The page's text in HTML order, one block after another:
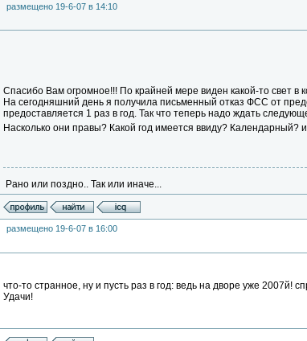
размещено 19-6-07 в 14:10
Спасибо Вам огромное!!! По крайней мере виден какой-то свет в
На сегодняшний день я получила письменный отказ ФСС от
предоставляется 1 раз в год. Так что теперь надо ждать
Насколько они правы? Какой год имеется ввиду? Календарный?
Рано или поздно.. Так или иначе...
размещено 19-6-07 в 16:00
что-то странное, ну и пусть раз в год: ведь на дворе уже 2007й!
Удачи!